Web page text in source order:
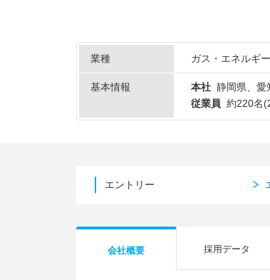
業種 ガス・エネルギー
基本情報 本社 静岡県、愛
従業員 約220名
エントリー
会社概要 採用データ